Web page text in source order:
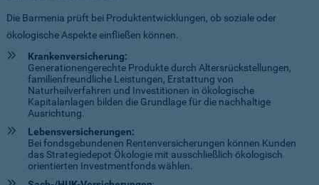
Die Barmenia prüft bei Produktentwicklungen, ob soziale oder
ökologische Aspekte einfließen können.
Krankenversicherung:
Generationengerechte Produkte durch Altersrückstellungen,
familienfreundliche Leistungen, Erstattung von
Naturheilverfahren und Investitionen in ökologische
Kapitalanlagen bilden die Grundlage für die nachhaltige
Ausrichtung.
Lebensversicherungen:
Bei fondsgebundenen Rentenversicherungen können Kunden
das Strategiedepot Ökologie mit ausschließlich ökologisch
orientierten Investmentfonds wählen.